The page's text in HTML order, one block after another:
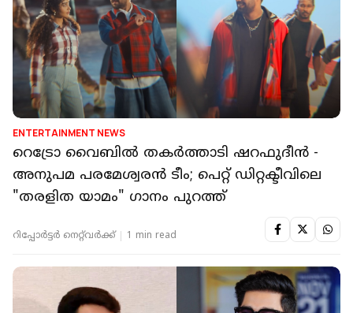
ENTERTAINMENT NEWS
റെട്രോ വൈബിൽ തകർത്താടി ഷറഫുദീൻ -
അനുപമ പരമേശ്വരൻ ടീം; പെറ്റ് ഡിറ്റക്ടീവിലെ
"തരളിത യാമം" ഗാനം പുറത്ത്
റിപ്പോർട്ടർ നെറ്റ്‌വര്‍ക്ക്‌ 1 min read